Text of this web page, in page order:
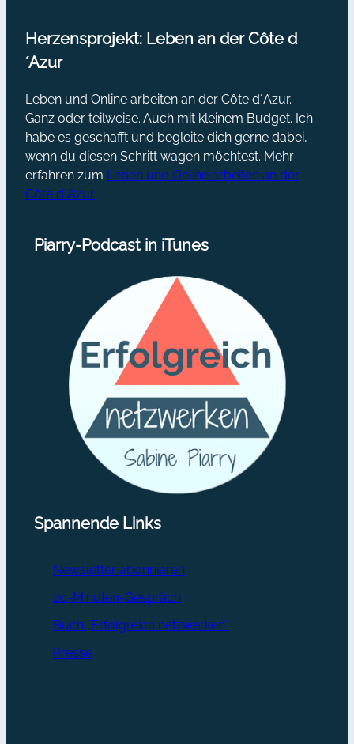
Herzensprojekt: Leben an der Côte d
´Azur
Leben und Online arbeiten an der Côte d´Azur.
Ganz oder teilweise. Auch mit kleinem Budget. Ich
habe es geschafft und begleite dich gerne dabei,
wenn du diesen Schritt wagen möchtest. Mehr
erfahren zum Leben und Online arbeiten an der
Côte d´Azur
Piarry-Podcast in iTunes
Spannende Links
Newsletter abonnieren
20-Minuten-Gespräch
Buch „Erfolgreich netzwerken“
Presse